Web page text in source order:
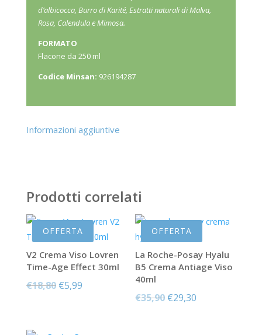
d’albicocca, Burro di Karité, Estratti naturali di Malva,
Rosa, Calendula e Mimosa.
FORMATO
Flacone da 250 ml
Codice Minsan: 926194287
Informazioni aggiuntive
Prodotti correlati
OFFERTA
V2 Crema Viso Lovren
Time-Age Effect 30ml
€18,80 Il
€5,99Il
OFFERTA
La Roche-Posay Hyalu
B5 Crema Antiage Viso
40ml
€35,90 Il
€29,30